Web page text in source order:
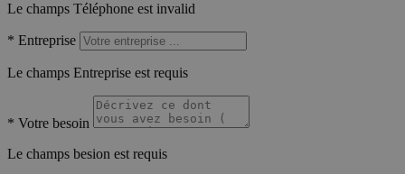
Le champs Téléphone est invalid
* Entreprise
Le champs Entreprise est requis
* Votre besoin
Le champs besion est requis